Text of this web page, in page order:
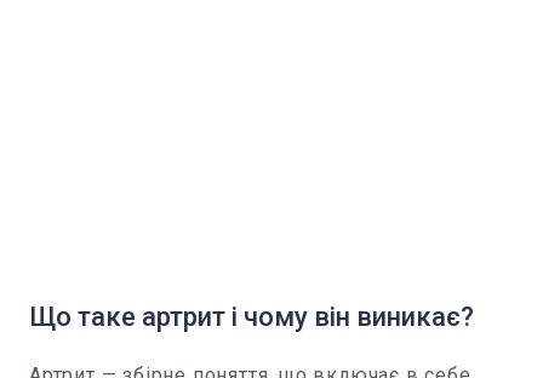
Що таке артрит і чому він виникає?